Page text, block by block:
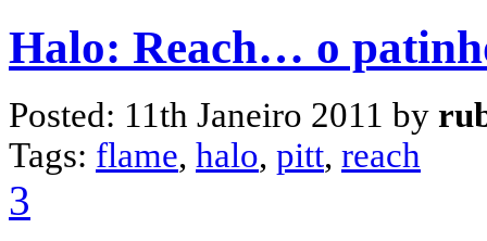
Halo: Reach… o
Posted: 11th Janeiro 2011 by
Tags: flame, halo, pitt, reach
3